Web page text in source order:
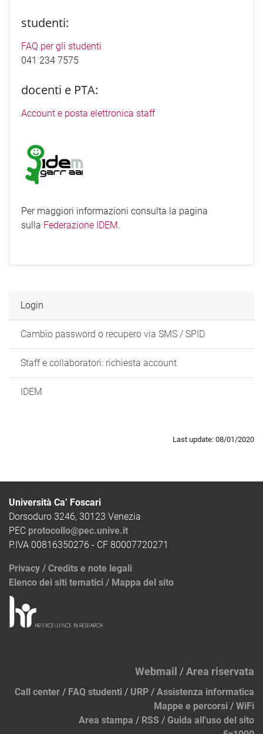
studenti:
FAQ per gli studenti
041 234 7575
docenti e PTA:
Account e posta elettronica staff
Per maggiori informazioni consulta la pagina
sulla Federazione IDEM.
Login
Cambio password o recupero via SMS / SPID
Staff e collaboratori: richiesta account
IDEM
Last update: 08/01/2020
Università Ca’ Foscari
Dorsoduro 3246, 30123 Venezia
PEC protocollo@pec.unive.it
P.IVA 00816350276 - CF 80007720271
Privacy / Credits e note legali
Elenco dei siti tematici / Mappa del sito
Webmail /Area riservata
Call center / FAQ studenti / URP / Assistenza informatica
Mappe e percorsi / WiFi
Area stampa / RSS / Guida all'uso del sito